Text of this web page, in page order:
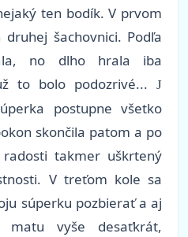
ten bodík. V prvom
šachovnici. Podľa
no dlho hrala iba
to bolo podozrivé...
J
postupne všetko
skončila patom a po
takmer uškrtený
V treťom kole sa
súperku pozbierať a aj
matu vyše desaťkrát,